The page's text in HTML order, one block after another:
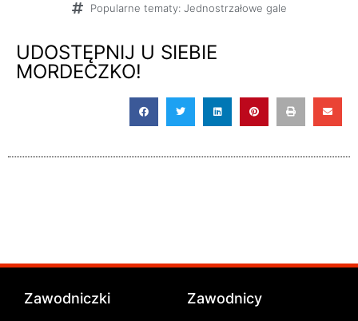
Popularne tematy: Jednostrzałowe gale
UDOSTĘPNIJ U SIEBIE
MORDECZKO!
Zawodniczki Zawodnicy